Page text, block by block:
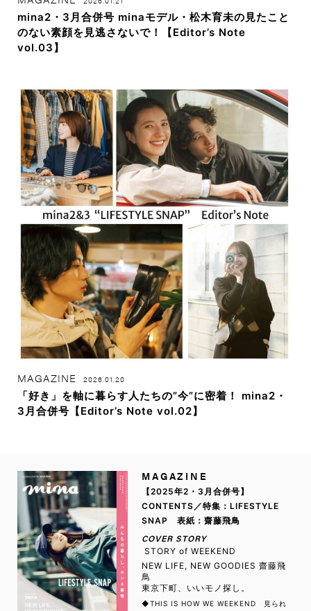
mina2・3月合併号 minaモデル・松木育未の見たこと
のない素顔を見逃さないで！【Editor’s Note
vol.03】
MAGAZINE 2026.01.20
「好き」を軸に暮らす人たちの”今”に密着！ mina2・
3月合併号【Editor’s Note vol.02】
MAGAZINE
【2025年2・3月合併号】
CONTENTS／特集：LIFESTYLE
SNAP 表紙：齋藤飛鳥
COVER STORY
STORY of WEEKEND
NEW LIFE, NEW GOODIES 齋藤飛
鳥
東京下町、いいモノ探し。
◆THIS IS HOW WE WEEKEND 見られ